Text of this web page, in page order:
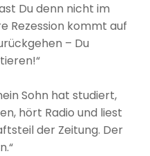
Du denn nicht im
Rezession kommt auf
– Du
Sohn hat studiert,
hört Radio und liest
der Zeitung. Der